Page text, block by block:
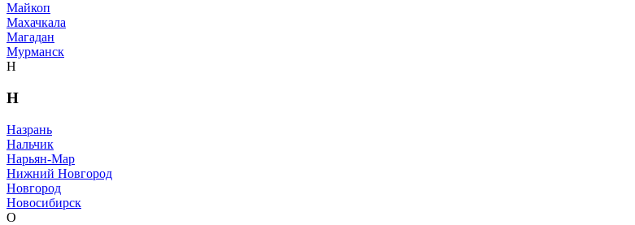
Майкоп
Махачкала
Магадан
Мурманск
Н
Н
Назрань
Нальчик
Нарьян-Мар
Нижний Новгород
Новгород
Новосибирск
О